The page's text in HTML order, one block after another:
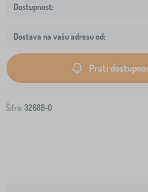
Dostava na vašu adresu od:
Prati
Šifra: 32689-0